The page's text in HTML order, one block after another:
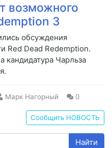
возможного
3
обсуждения
Red Dead Redemption.
кандидатура Чарльза
Марк Нагорный 0
Сообщить НОВОСТЬ
Найти